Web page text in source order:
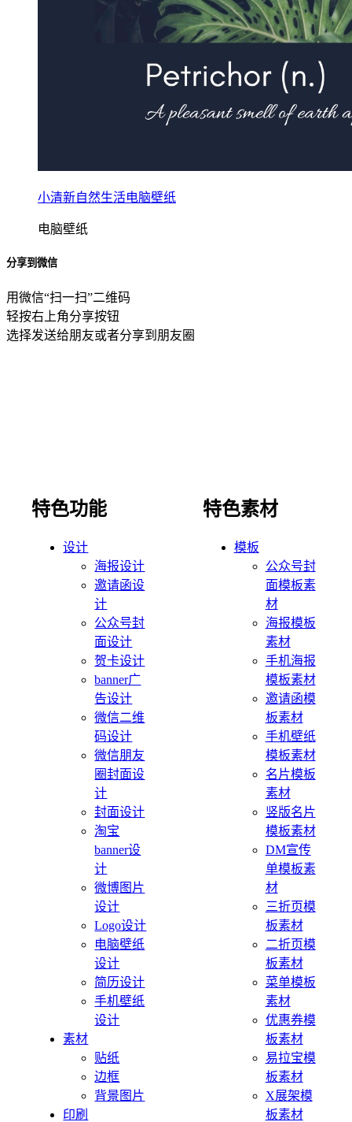
小清新自然生活电脑壁纸
电脑壁纸
分享到微信
用微信“扫一扫”二维码
轻按右上角分享按钮
选择发送给朋友或者分享到朋友圈
特色功能
设计
海报设计
邀请函设
计
公众号封
面设计
贺卡设计
banner广
告设计
微信二维
码设计
微信朋友
圈封面设
计
封面设计
淘宝
banner设
计
微博图片
设计
Logo设计
电脑壁纸
设计
简历设计
手机壁纸
设计
素材
贴纸
边框
背景图片
印刷
特色素材
模板
公众号封
面模板素
材
海报模板
素材
手机海报
模板素材
邀请函模
板素材
手机壁纸
模板素材
名片模板
素材
竖版名片
模板素材
DM宣传
单模板素
材
三折页模
板素材
二折页模
板素材
菜单模板
素材
优惠券模
板素材
易拉宝模
板素材
X展架模
板素材